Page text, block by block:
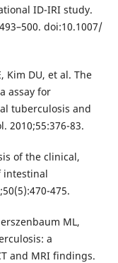
ID-IRI study.
doi:10.1007/
Kim DU, et al. The
assay for
tuberculosis and
2010;55:376-83.
of the clinical,
intestinal
475.
ML,
a
and MRI findings.